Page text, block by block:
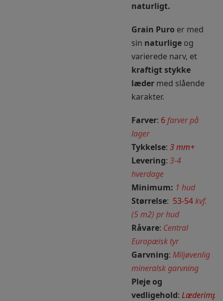
naturligt.
Grain Puro er med
sin naturlige og
varierede narv, et
kraftigt stykke
læder med slående
karakter.
Farver: 6 farver på
lager
Tykkelse: 3mm+
Levering: 3-4
hverdage
Minimum: 1 hud
Størrelse: 53-54kvf.
(5 m2) pr hud
Råvare: Central
Europæisk tyr
Garvning: Miljøvenlig
mineralsk garvning
Pleje og
vedligehold: